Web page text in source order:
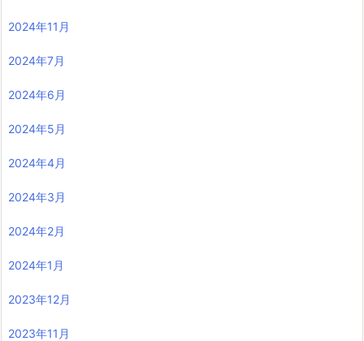
2024年11月
2024年7月
2024年6月
2024年5月
2024年4月
2024年3月
2024年2月
2024年1月
2023年12月
2023年11月